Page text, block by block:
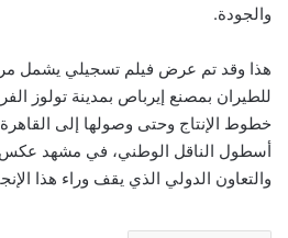
والجودة.
هذا وقد تم عرض فيلم تسجيلي يشمل
للطيران بمصنع إيرباص بمدينة تولوز
خطوط الإنتاج وحتى وصولها إلى
أسطول الناقل الوطني، في مشهد عكس
والتعاون الدولي الذي يقف وراء هذا